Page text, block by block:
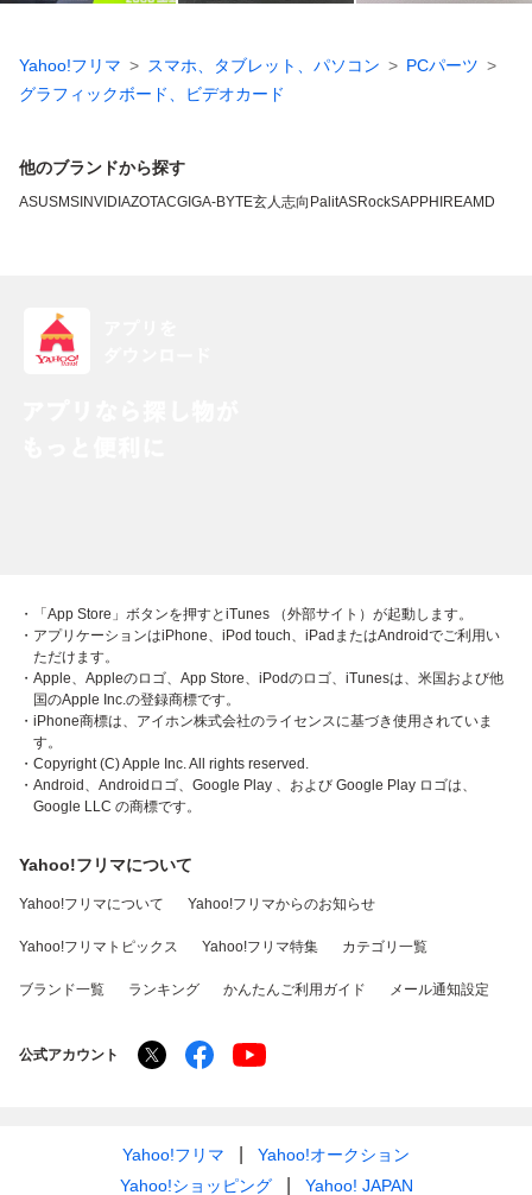
Yahoo!フリマ スマホ、タブレット、パソコン
PCパーツ
グラフィックボード、ビデオカード
他のブランドから探す
ASUSMSI NVIDIAZOTACGIGA-BYTE玄人志向 PalitASRockSAPPHIREAMD
・「App Store」ボタンを押すとiTunes （外部サイト）が起動します。
・アプリケーションはiPhone、iPod touch、iPadまたはAndroidでご利用い
ただけます。
・Apple、Appleのロゴ、App Store、iPodのロゴ、iTunesは、米国および他
国のApple Inc.の登録商標です。
・iPhone商標は、アイホン株式会社のライセンスに基づき使用されていま
す。
・Copyright (C) Apple Inc. All rights reserved.
・Android、Androidロゴ、Google Play 、および Google Play ロゴは、
Google LLC の商標です。
Yahoo!フリマについて
Yahoo!フリマについて Yahoo!フリマからのお知らせ
Yahoo!フリマトピックス Yahoo!フリマ特集 カテゴリ一覧
ブランド一覧 ランキング かんたんご利用ガイド メール通知設定
公式アカウント
Yahoo!フリマ
Yahoo!オークション
Yahoo!ショッピング
Yahoo! JAPAN